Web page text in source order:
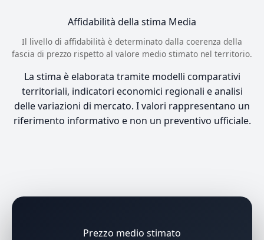
Affidabilità della stima Media
Il livello di affidabilità è determinato dalla coerenza della
fascia di prezzo rispetto al valore medio stimato nel territorio.
La stima è elaborata tramite modelli comparativi
territoriali, indicatori economici regionali e analisi
delle variazioni di mercato. I valori rappresentano un
riferimento informativo e non un preventivo ufficiale.
Prezzo medio stimato